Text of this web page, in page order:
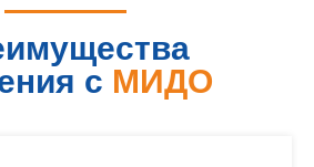
с МИДО